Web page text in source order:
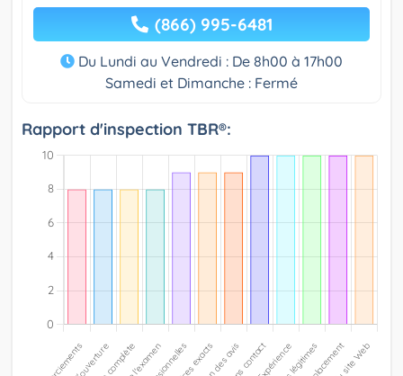
(866) 995-6481
Du Lundi au Vendredi : De 8h00 à 17h00
Samedi et Dimanche : Fermé
Rapport d'inspection TBR®: